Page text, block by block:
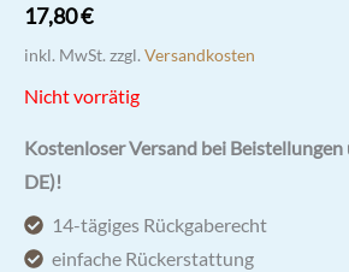
17,80€
inkl. MwSt. zzgl. Versandkosten
Nicht vorrätig
Kostenloser Versand bei Beistellungen
DE)!
14-tägiges Rückgaberecht
einfache Rückerstattung